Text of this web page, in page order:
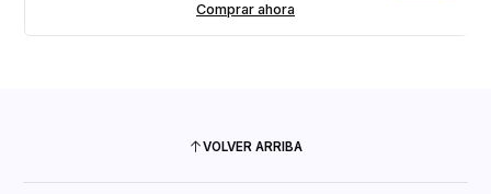
Comprar ahora
VOLVER ARRIBA